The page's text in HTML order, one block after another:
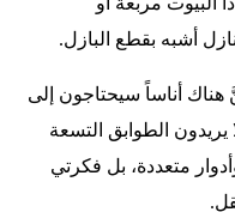
أشبه بقطع البازل.
هناك أناساً سيحتاجون إلى
الطوابق التسعة
متعددة، بل فكرتي